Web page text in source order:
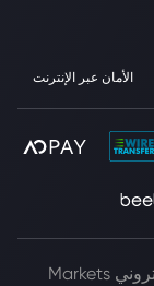
الأمان عبر الإنترنت
الإلكتروني Markets